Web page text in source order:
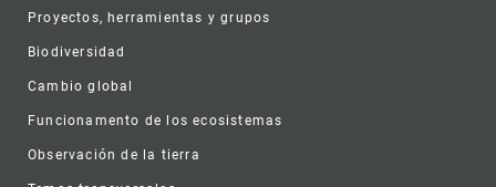
Proyectos, herramientas y grupos
Biodiversidad
Cambio global
Funcionamento de los ecosistemas
Observación de la tierra